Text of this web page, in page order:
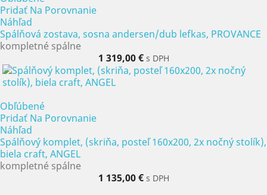
Pridať Na Porovnanie
Náhľad
Spálňová zostava, sosna andersen/dub lefkas, PROVANCE
kompletné spálne
1 319,00 € s DPH
Obľúbené
Pridať Na Porovnanie
Náhľad
Spálňový komplet, (skriňa, posteľ 160x200, 2x nočný stolík),
biela craft, ANGEL
kompletné spálne
1 135,00 € s DPH